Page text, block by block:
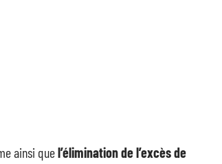
ainsi quel’élimination de l’excès de